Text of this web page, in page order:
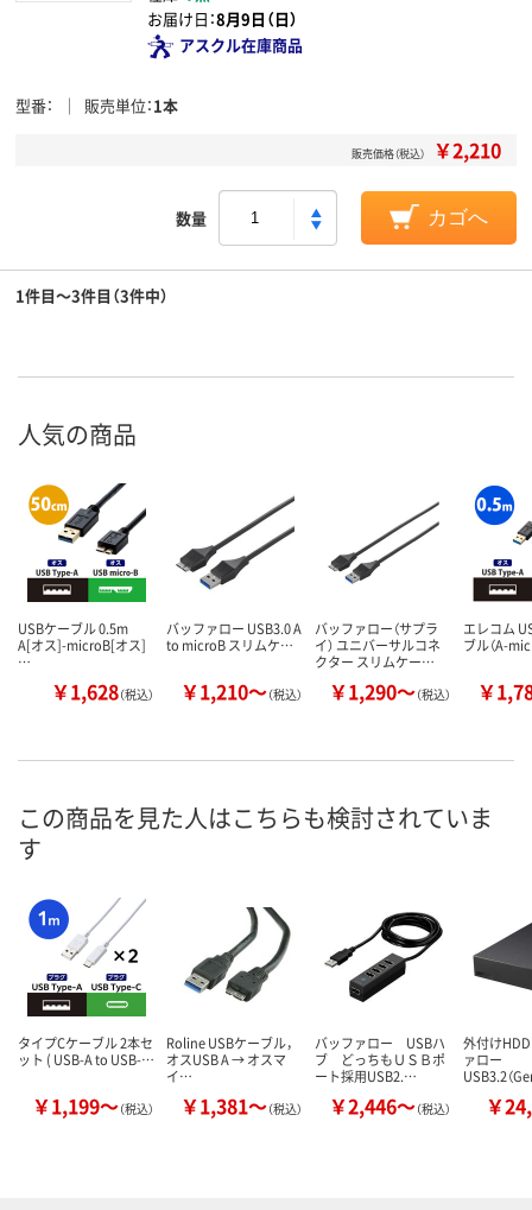
お届け日：8月9日（日）
アスクル在庫商品
型番 販売単位 1本
販売価格（税込） ￥2,210
数量 カゴへ
1件目～3件目（3件中）
人気の商品
USBケーブル 0.5m
A[オス]-microB[オス]
…
￥1,628（税込）
バッファロー USB3.0 A
to microB スリムケ…
￥1,210～（税込）
バッファロー（サプラ
イ） ユニバーサルコネ
クター スリムケー…
￥1,290～（税込）
エレコム
ブル（A-
￥
この商品を見た人はこちらも検討されていま
す
タイプCケーブル 2本セ
ット ( USB-A to USB-…
￥1,199～（税込）
Roline USBケーブル，
オスUSB A → オスマ
イ…
￥1,381～（税込）
バッファロー USBハ
ブ どっちもＵＳＢポ
ート採用USB2.…
￥2,446～（税込）
外付け
ァロー
USB3.2（
￥